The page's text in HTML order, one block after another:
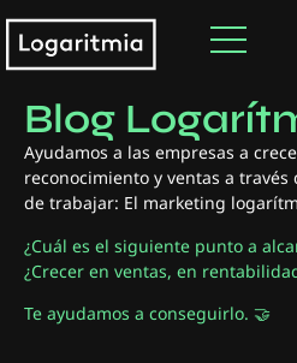
Descubre nuestro
Blog
Ayudamos a las empresas a
reconocimiento y ventas a
de trabajar: El marketing
¿Cuál es el siguiente punto a
¿Crecer en ventas, en
Te ayudamos a conseguirlo. 🤝